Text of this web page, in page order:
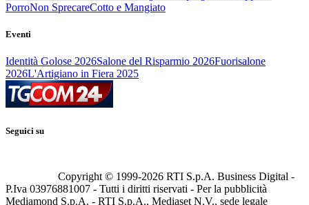
PorroNon SprecareCotto e Mangiato
Eventi
Identità Golose 2026Salone del Risparmio 2026Fuorisalone
2026L'Artigiano in Fiera 2025
Seguici su
Copyright © 1999-2026 RTI S.p.A. Business Digital -
P.Iva 03976881007 - Tutti i diritti riservati - Per la pubblicità
Mediamond S.p.A. - RTI S.p.A., Mediaset N.V., sede legale